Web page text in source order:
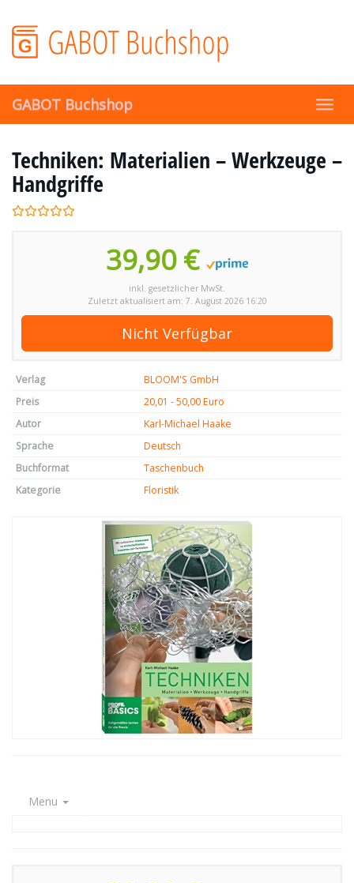
main
content
GABOT Buchshop
Techniken: Materialien – Werkzeuge –
Handgriffe
39,90 €
inkl. gesetzlicher MwSt.
Zuletzt aktualisiert am: 7. August 2026 16:20
Nicht Verfügbar
Verlag
BLOOM'S GmbH
Preis
20,01 - 50,00 Euro
Autor
Karl-Michael Haake
Sprache
Deutsch
Buchformat
Taschenbuch
Kategorie
Floristik
Menu